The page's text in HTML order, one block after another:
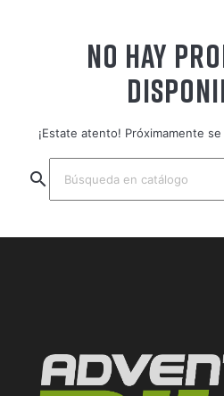
NO HAY
¡Estate atento! Próximamente
search